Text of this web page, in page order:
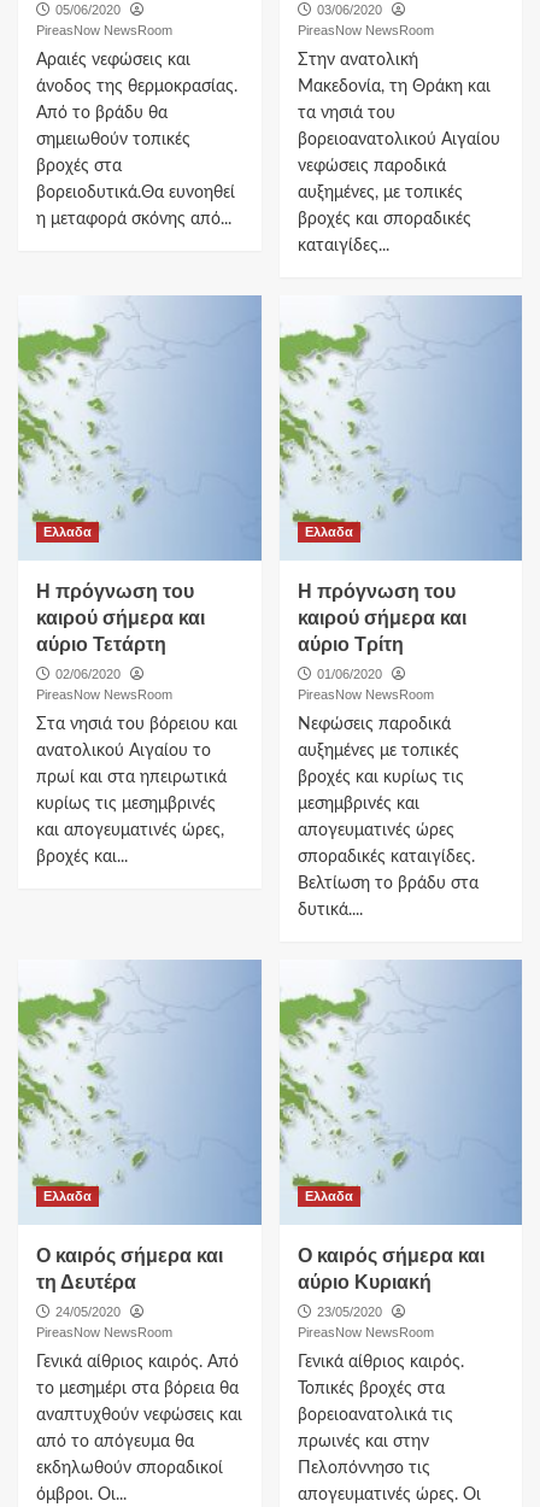
05/06/2020
PireasNow NewsRoom
Αραιές νεφώσεις και
άνοδος της θερμοκρασίας.
Από το βράδυ θα
σημειωθούν τοπικές
βροχές στα
βορειοδυτικά.Θα ευνοηθεί
η μεταφορά σκόνης από...
03/06/2020
PireasNow NewsRoom
Στην ανατολική
Μακεδονία, τη Θράκη και
τα νησιά του
βορειοανατολικού Αιγαίου
νεφώσεις παροδικά
αυξημένες, με τοπικές
βροχές και σποραδικές
καταιγίδες...
Ελλαδα
H πρόγνωση του
καιρού σήμερα και
αύριο Τετάρτη
02/06/2020
PireasNow NewsRoom
Στα νησιά του βόρειου και
ανατολικού Αιγαίου το
πρωί και στα ηπειρωτικά
κυρίως τις μεσημβρινές
και απογευματινές ώρες,
βροχές και...
Ελλαδα
Η πρόγνωση του
καιρού σήμερα και
αύριο Τρίτη
01/06/2020
PireasNow NewsRoom
Νεφώσεις παροδικά
αυξημένες με τοπικές
βροχές και κυρίως τις
μεσημβρινές και
απογευματινές ώρες
σποραδικές καταιγίδες.
Βελτίωση το βράδυ στα
δυτικά....
Ελλαδα
Ο καιρός σήμερα και
τη Δευτέρα
24/05/2020
PireasNow NewsRoom
Γενικά αίθριος καιρός. Από
το μεσημέρι στα βόρεια θα
αναπτυχθούν νεφώσεις και
από το απόγευμα θα
εκδηλωθούν σποραδικοί
όμβροι. Οι...
Ελλαδα
O καιρός σήμερα και
αύριο Κυριακή
23/05/2020
PireasNow NewsRoom
Γενικά αίθριος καιρός.
Τοπικές βροχές στα
βορειοανατολικά τις
πρωινές και στην
Πελοπόννησο τις
απογευματινές ώρες. Οι